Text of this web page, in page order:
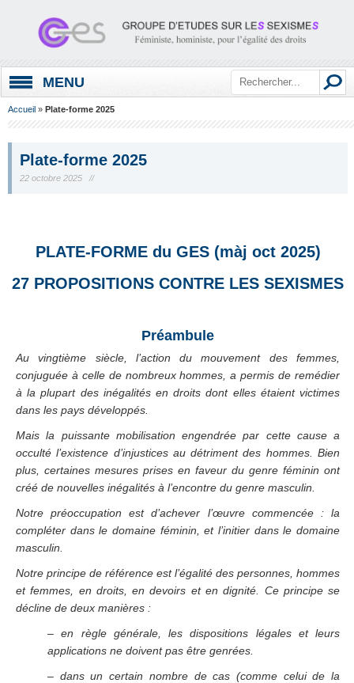
MENU
Accueil » Plate-forme 2025
Plate-forme 2025
22 octobre 2025 //
PLATE-FORME du GES (màj oct 2025)
27 PROPOSITIONS CONTRE LES SEXISMES
Préambule
Au vingtième siècle, l’action du mouvement des femmes,
conjuguée à celle de nombreux hommes, a permis de remédier
à la plupart des inégalités en droits dont elles étaient victimes
dans les pays développés.
Mais la puissante mobilisation engendrée par cette cause a
occulté l’existence d’injustices au détriment des hommes. Bien
plus, certaines mesures prises en faveur du genre féminin ont
créé de nouvelles inégalités à l’encontre du genre masculin.
Notre préoccupation est d’achever l’œuvre commencée : la
compléter dans le domaine féminin, et l’initier dans le domaine
masculin.
Notre principe de référence est l’égalité des personnes, hommes
et femmes, en droits, en devoirs et en dignité. Ce principe se
décline de deux manières :
– en règle générale, les dispositions légales et leurs
applications ne doivent pas être genrées.
– dans un certain nombre de cas (comme celui de la